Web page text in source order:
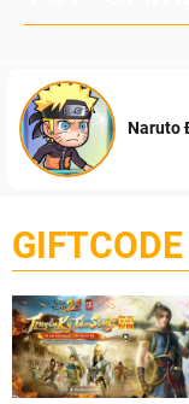
Naruto
GIFTCODE